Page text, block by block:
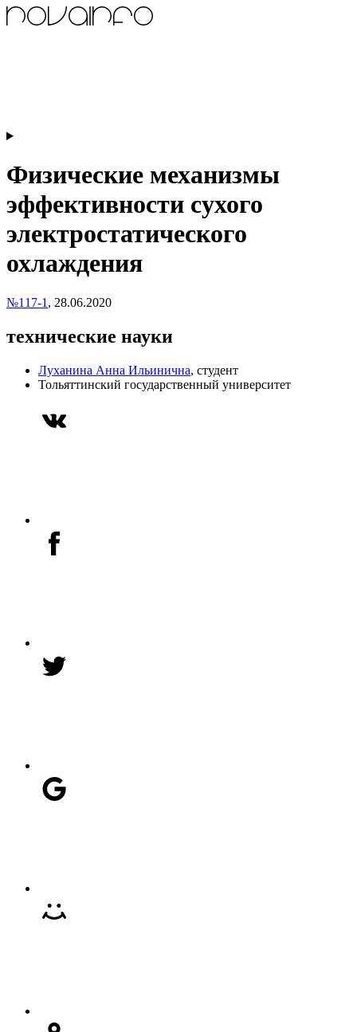
Физические механизмы
эффективности сухого
электростатического
охлаждения
№117-1 , 28.06.2020
технические науки
Луханина Анна Ильинична, студент
Тольяттинский государственный университет